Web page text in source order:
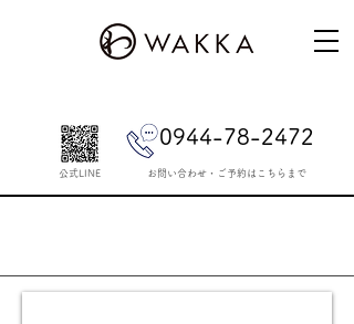
公式LINE
0944-78-2472
​お問い合わせ・ご予約はこちらまで